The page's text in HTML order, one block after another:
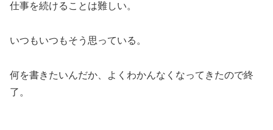
仕事を続けることは難しい。
いつもいつもそう思っている。
何を書きたいんだか、よくわかんなくなってきたので終
了。